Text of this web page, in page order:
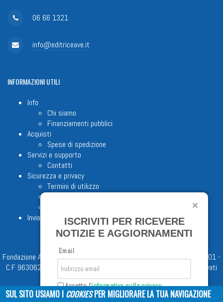
06 66 1321
info@editriceave.it
INFORMAZIONIUTILI
Info
Chi siamo
Finanziamenti pubblici
Acquisti
Spese di spedizione
Servizi e supporto
Contatti
Sicurezza e privacy
Termini di utilizzo
Invia proposta editoriale
Fondazione Apostolicam Actuositatem ETS © 2023 - P.I. 05398481001 -
C.F 96306220581 - REA 888781 del 23/02/98 - Tutti i diritti riservati
ISCRIVITI PER RICEVERE
NOTIZIE E AGGIORNAMENTI
Email
Accetto l'informativa sulla privacy
SUL SITO USIAMO I COOKIESPER MIGLIORARE LA TUA NAVIGAZIONE